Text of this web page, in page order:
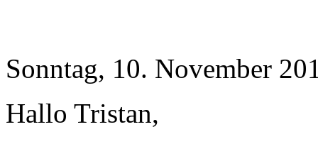
Sonntag, 10. November
Hallo Tristan,